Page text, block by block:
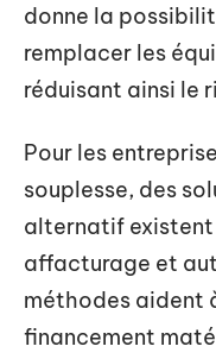
donne la
remplacer les
réduisant ainsi le
Pour les
souplesse, des
alternatif
affacturage et
méthodes aident
financement